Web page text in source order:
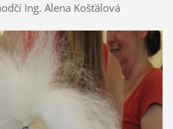
Ing. Alena Košťálová